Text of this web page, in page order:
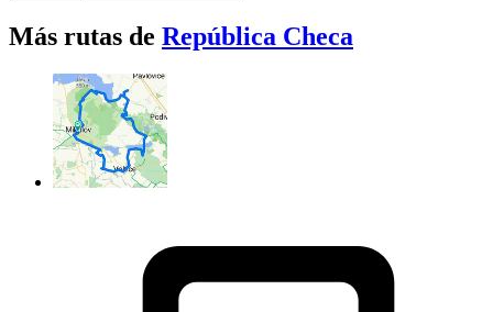
Más rutas de República Checa